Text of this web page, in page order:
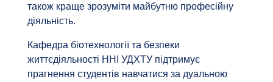
також краще зрозуміти майбутню професійну
діяльність.
Кафедра біотехнології та безпеки
життєдіяльності ННІ УДХТУ підтримує
прагнення студентів навчатися за дуальною